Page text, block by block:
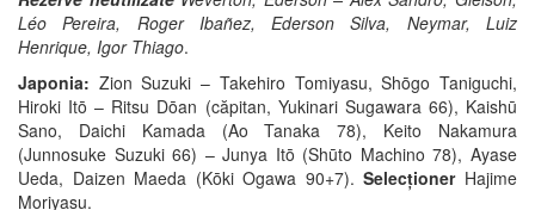
Léo Pereira, Roger Ibañez, Ederson Silva, Neymar, Luiz
Henrique, Igor Thiago.
Japonia: Zion Suzuki – Takehiro Tomiyasu, Shōgo Taniguchi,
Hiroki Itō – Ritsu Dōan (căpitan, Yukinari Sugawara 66), Kaishū
Sano, Daichi Kamada (Ao Tanaka 78), Keito Nakamura
(Junnosuke Suzuki 66) – Junya Itō (Shūto Machino 78), Ayase
Ueda, Daizen Maeda (Kōki Ogawa 90+7).SelecționerHajime
Moriyasu.